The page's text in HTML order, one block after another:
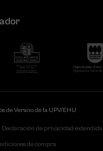
de Verano de la UPV/EHU
Declaración de privacidad extendida
de compra